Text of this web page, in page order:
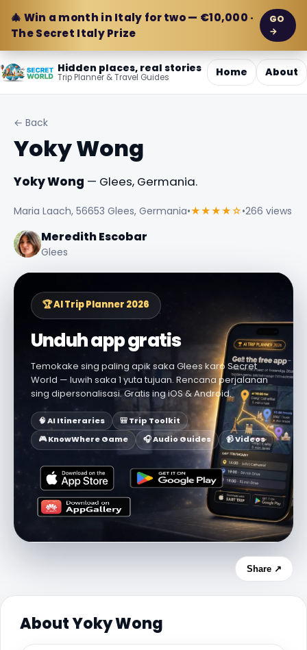
🎄 Win a month in Italy for two — €10,000 ·
The Secret Italy Prize
GO
→
Hidden places, real stories
Trip Planner & Travel Guides Home About
← Back
Yoky Wong
Yoky Wong — Glees, Germania.
Maria Laach, 56653 Glees, Germania•★★★★☆•266 views
Meredith Escobar
Glees
🏆 AI Trip Planner 2026
Unduh app gratis
Temokake sing paling apik saka Glees karo Secret
World — luwih saka 1 yuta tujuan. Rencana perjalanan
sing dipersonalisasi. Gratis ing iOS & Android.
🧠 AI Itineraries
🎒 Trip Toolkit
🎮 KnowWhere Game
🎧 Audio Guides 📹 Videos
Share ↗
About Yoky Wong